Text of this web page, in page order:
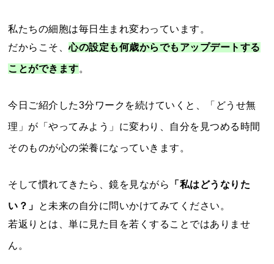
私たちの細胞は毎日生まれ変わっています。
だからこそ、心の設定も何歳からでもアップデートする
ことができます。
今日ご紹介した3分ワークを続けていくと、「どうせ無
理」が「やってみよう」に変わり、自分を見つめる時間
そのものが心の栄養になっていきます。
そして慣れてきたら、鏡を見ながら 「私はどうなりた
い？」
と未来の自分に問いかけてみてください。
若返りとは、単に見た目を若くすることではありませ
ん。